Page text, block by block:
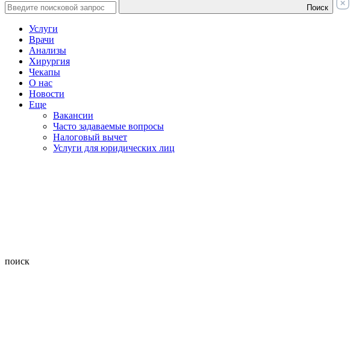
Поиск
Услуги
Врачи
Анализы
Хирургия
Чекапы
О нас
Новости
Еще
Вакансии
Часто задаваемые вопросы
Налоговый вычет
Услуги для юридических лиц
поиск